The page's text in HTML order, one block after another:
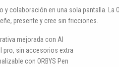
y colaboración en una sola pantalla. La
presente y cree sin fricciones.
mejorada con AI
pro, sin accesorios extra
con ORBYS Pen